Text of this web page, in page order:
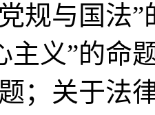
规与国法
主义”的命
；关于法